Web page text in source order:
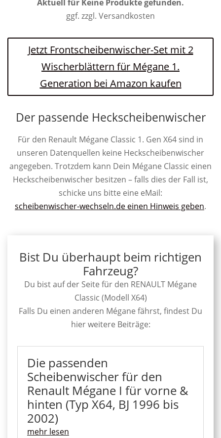
Aktuell für Keine Produkte gefunden.
ggf. zzgl. Versandkosten
Jetzt Frontscheibenwischer-Set mit 2
Wischerblättern für Mégane 1.
Generation bei Amazon kaufen
Der passende Heckscheibenwischer
Für den Renault Mégane Classic 1. Gen X64 sind in
unseren Datenquellen keine Heckscheibenwischer
angegeben. Trotzdem kann Dein Mégane Classic einen
Heckscheibenwischer besitzen – falls dies der Fall ist,
schicke uns bitte eine eMail:
scheibenwischer-wechseln.de einen Hinweis geben.
Bist Du überhaupt beim richtigen
Fahrzeug?
Du bist auf der Seite für den RENAULT Mégane
Classic (Modell X64)
Falls Du einen anderen Mégane fährst, findest Du
hier weitere Beiträge:
Die passenden
Scheibenwischer für den
Renault Mégane I für vorne &
hinten (Typ X64, BJ 1996 bis
2002)
mehr lesen